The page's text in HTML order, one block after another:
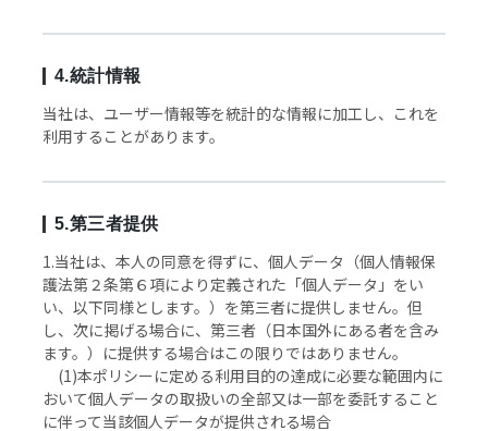
4.統計情報
当社は、ユーザー情報等を統計的な情報に加工し、これを
利用することがあります。
5.第三者提供
1.当社は、本人の同意を得ずに、個人データ（個人情報保
護法第２条第６項により定義された「個人データ」をい
い、以下同様とします。）を第三者に提供しません。但
し、次に掲げる場合に、第三者（日本国外にある者を含み
ます。）に提供する場合はこの限りではありません。
(1)本ポリシーに定める利用目的の達成に必要な範囲内に
おいて個人データの取扱いの全部又は一部を委託すること
に伴って当該個人データが提供される場合